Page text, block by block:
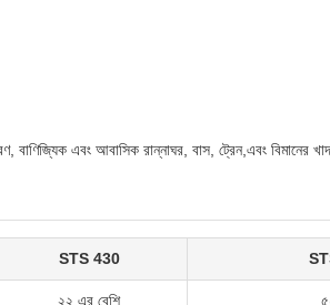
এবং আবাসিক রান্নাঘর, বাস, ট্রেন,এবং বিমানের খাদ্য
STS 430
২২ এর বেশি